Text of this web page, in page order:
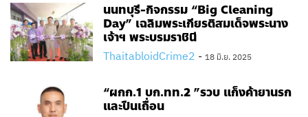
นนทบุรี-กิจกรรม “Big Cleaning
Day” เฉลิมพระเกียรติสมเด็จพระนาง
เจ้าฯ พระบรมราชินี
ThaitabloidCrime2 - 18 มิ.ย. 2025
“ผกก.1 บก.ทท.2 ”รวบ แก็งค้ายานรก
และปืนเถื่อน